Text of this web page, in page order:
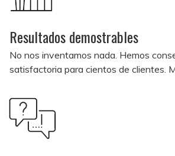
Resultados demostrables
No nos inventamos nada. Hemos
satisfactoria para cientos de clientes.